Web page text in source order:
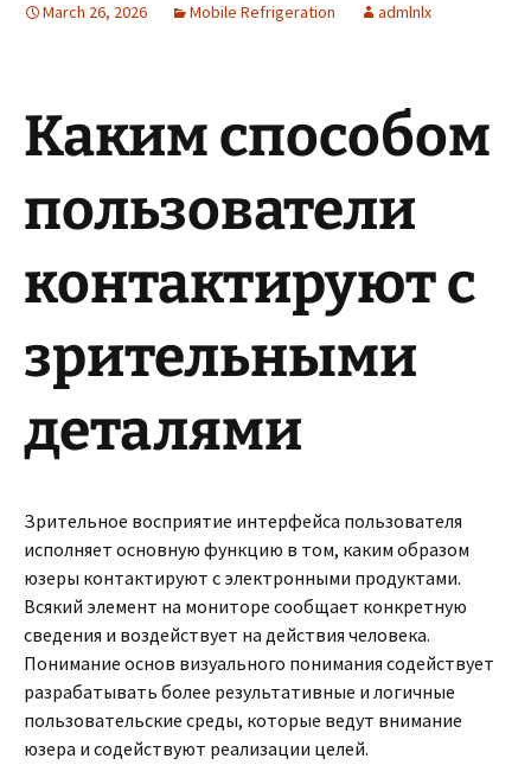
March 26, 2026 Mobile Refrigeration admlnlx
Каким способом
пользователи
контактируют с
зрительными
деталями
Зрительное восприятие интерфейса пользователя
исполняет основную функцию в том, каким образом
юзеры контактируют с электронными продуктами.
Всякий элемент на мониторе сообщает конкретную
сведения и воздействует на действия человека.
Понимание основ визуального понимания содействует
разрабатывать более результативные и логичные
пользовательские среды, которые ведут внимание
юзера и содействуют реализации целей.